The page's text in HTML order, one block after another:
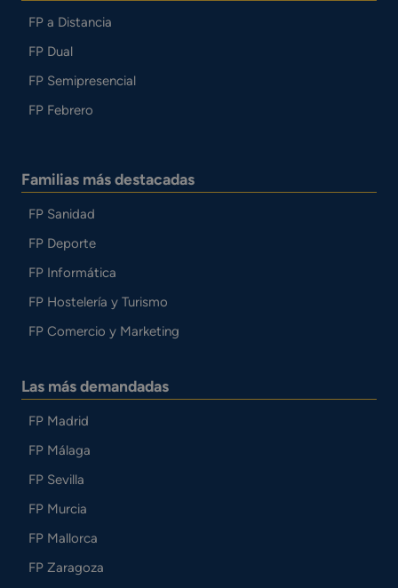
FP a Distancia
FP Dual
FP Semipresencial
FP Febrero
Familias más destacadas
FP Sanidad
FP Deporte
FP Informática
FP Hostelería y Turismo
FP Comercio y Marketing
Las más demandadas
FP Madrid
FP Málaga
FP Sevilla
FP Murcia
FP Mallorca
FP Zaragoza